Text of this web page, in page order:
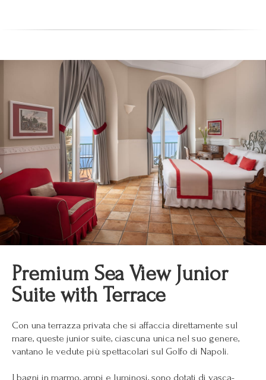
Premium Sea View Junior
Suite with Terrace
Con una terrazza privata che si affaccia direttamente sul
mare, queste junior suite, ciascuna unica nel suo genere,
vantano le vedute più spettacolari sul Golfo di Napoli.
I bagni in marmo, ampi e luminosi, sono dotati di vasca-